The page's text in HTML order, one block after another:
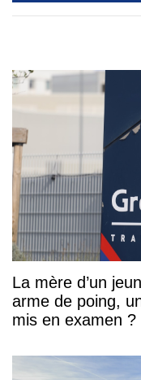
La mère d’un
arme de poing,
mis en examen ?